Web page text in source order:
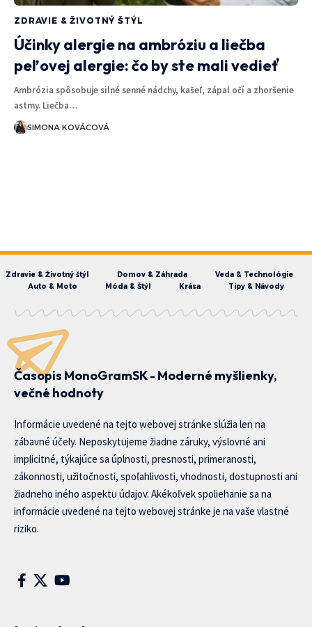
ZDRAVIE & ŽIVOTNÝ ŠTÝL
Účinky alergie na ambróziu a liečba
peľovej alergie: čo by ste mali vedieť
Ambrózia spôsobuje silné senné nádchy, kašeľ, zápal očí a zhoršenie
astmy. Liečba…
SIMONA KOVÁCOVÁ
Zdravie & Životný štýl Domov & Záhrada
Veda & Technológie
Auto & Moto
Móda & Štýl Krása Tipy & Návody
Časopis MonoGramSK - Moderné myšlienky,
večné hodnoty
Informácie uvedené na tejto webovej stránke slúžia len na
zábavné účely. Neposkytujeme žiadne záruky, výslovné ani
implicitné, týkajúce sa úplnosti, presnosti, primeranosti,
zákonnosti, užitočnosti, spoľahlivosti, vhodnosti, dostupnosti ani
žiadneho iného aspektu údajov. Akékoľvek spoliehanie sa na
informácie uvedené na tejto webovej stránke je na vaše vlastné
riziko.